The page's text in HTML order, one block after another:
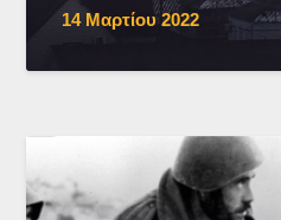
14 Μαρτίου 2022